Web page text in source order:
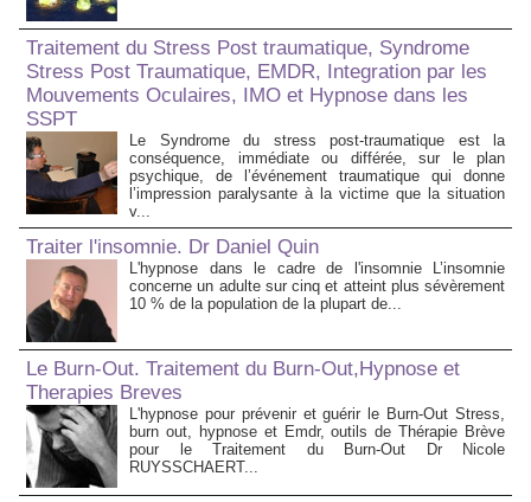
Traitement du Stress Post traumatique, Syndrome
Stress Post Traumatique, EMDR, Integration par les
Mouvements Oculaires, IMO et Hypnose dans les
SSPT
Le Syndrome du stress post-traumatique est la
conséquence, immédiate ou différée, sur le plan
psychique, de l’événement traumatique qui donne
l’impression paralysante à la victime que la situation
v...
Traiter l'insomnie. Dr Daniel Quin
L'hypnose dans le cadre de l'insomnie L’insomnie
concerne un adulte sur cinq et atteint plus sévèrement
10 % de la population de la plupart de...
Le Burn-Out. Traitement du Burn-Out,Hypnose et
Therapies Breves
L'hypnose pour prévenir et guérir le Burn-Out Stress,
burn out, hypnose et Emdr, outils de Thérapie Brève
pour le Traitement du Burn-Out Dr Nicole
RUYSSCHAERT...